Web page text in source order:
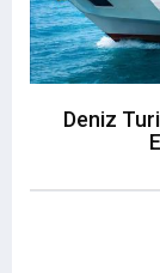
Deniz